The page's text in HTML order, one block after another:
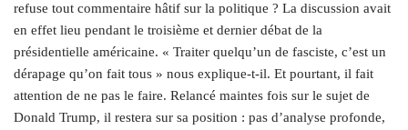
refuse tout commentaire hâtif sur la politique ? La discussion avait
en effet lieu pendant le troisième et dernier débat de la
présidentielle américaine. « Traiter quelqu’un de fasciste, c’est un
dérapage qu’on fait tous » nous explique-t-il. Et pourtant, il fait
attention de ne pas le faire. Relancé maintes fois sur le sujet de
Donald Trump, il restera sur sa position : pas d’analyse profonde,